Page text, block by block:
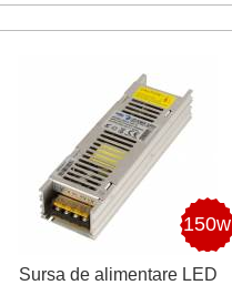
150w
Sursa de alimentare LED